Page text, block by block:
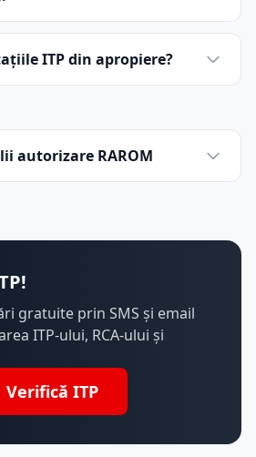
ITP din apropiere?
autorizare RAROM
gratuite prin SMS și email
ITP-ului, RCA-ului și
Verifică ITP